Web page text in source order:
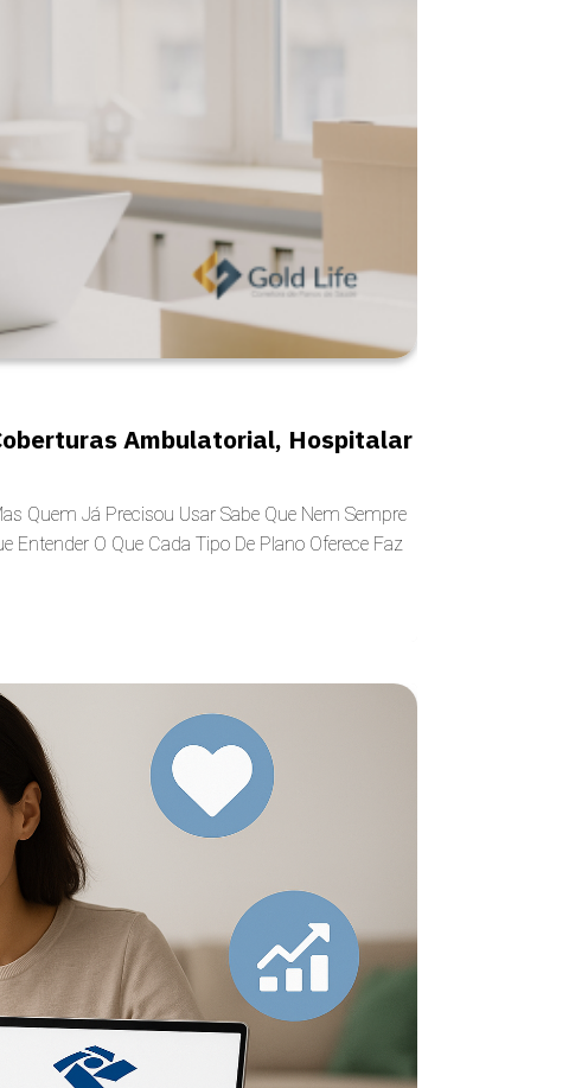
Ambulatorial, Hospitalar
Quem Já Precisou Usar Sabe Que Nem Sempre
O Que Cada Tipo De Plano Oferece Faz